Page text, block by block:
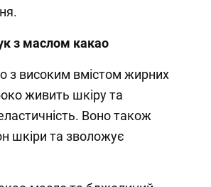
з маслом какао
з високим вмістом жирних
живить шкіру та
Воно також
шкіри та зволожує